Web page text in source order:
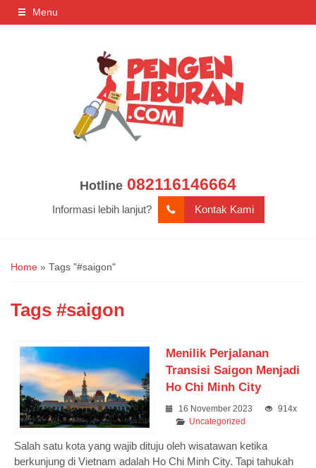
Menu
Hotline 082116146664
Informasi lebih lanjut? Kontak Kami
Home » Tags "#saigon"
Tags #saigon
Menilik Perjalanan
Transisi Saigon Menjadi
Ho Chi Minh City
16 November 2023
914x
Uncategorized
Salah satu kota yang wajib dituju oleh wisatawan ketika
berkunjung di Vietnam adalah Ho Chi Minh City. Tapi tahukah